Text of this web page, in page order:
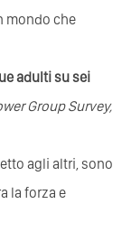
mondo che
adulti su sei
Group Survey,
agli altri, sono
la forza e